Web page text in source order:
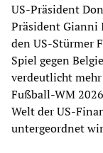
US-Präsident
Präsident
den US-Stürmer
Spiel gegen
verdeutlicht
Fußball-WM
Welt der US-
untergeordnet